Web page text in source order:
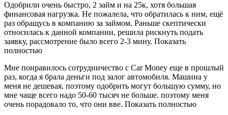
Одобрили очень быстро, 2 займ и на 25к, хотя большая
финансовая нагрузка. Не пожалела, что обратилась к ним, ещё
раз обращусь в компанию за займом. Раньше скептически
относилась к данной компании, решила рискнуть подать
заявку, рассмотрение было всего 2-3 мину. Показать
полностью
Мне понравилось сотрудничество с Car Money еще в прошлый
раз, когда я брала деньги под залог автомобиля. Машина у
меня не дешевая, поэтому одобрить могут большую сумму, но
мне чаще всего надо 50-60 тысяч не больше. поэтому меня
очень порадовало то, что они вве. Показать полностью